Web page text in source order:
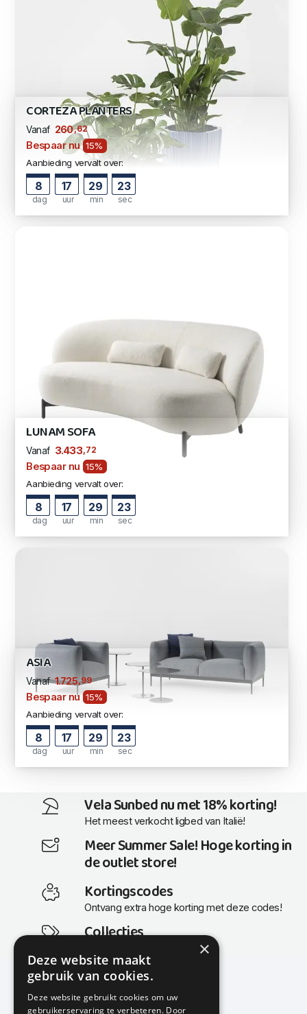
CORTEZA PLANTERS
Vanaf 260,62
Bespaar nu 15%
Aanbieding vervalt over:
8
dag
17
uur
29
min
22
sec
LUNAM SOFA
Vanaf 3.433 ,72
Bespaar nu 15%
Aanbieding vervalt over:
8
dag
17
uur
29
min
22
sec
ASIA
Vanaf 1.725 ,99
Bespaar nu 15%
Aanbieding vervalt over:
8
dag
17
uur
29
min
22
sec
Vela Sunbed nu met 18% korting!
Het meest verkocht ligbed van Italië!
Meer Summer Sale! Hoge korting in
de outlet store!
Kortingscodes
Ontvang extra hoge korting met deze codes!
Collecties
Actuele en populaire collecties
×
Deze website maakt
gebruik van cookies.
Deze website gebruikt cookies om uw
gebruikerservaring te verbeteren. Door